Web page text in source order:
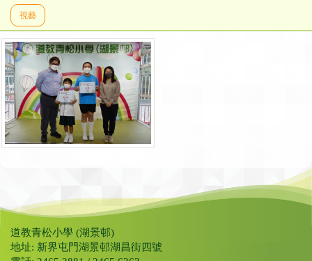
視藝
道教青松小學 (湖景邨)
地址: 新界屯門湖景邨湖昌街四號